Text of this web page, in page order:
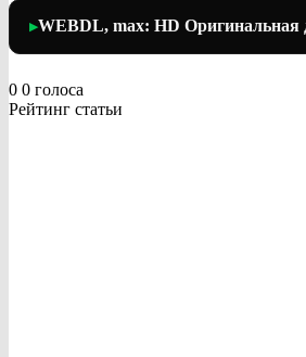
▶WEBDL, max: HD Оригинальная
0 0 голоса
Рейтинг статьи